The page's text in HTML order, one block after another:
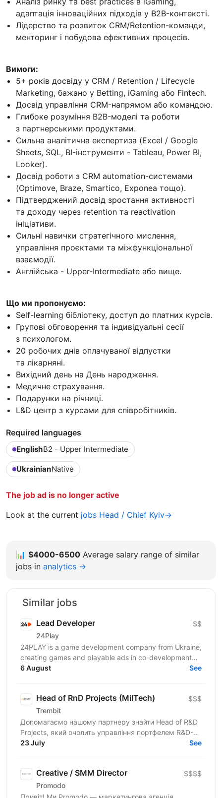
адаптація інноваційних підходів у B2B-контексті.
Лідерство та розвиток CRM/Retention-команди,
менторинг і побудова ефективних процесів.
Вимоги:
5+ років досвіду у CRM / Retention / Lifecycle
Marketing, бажано у Betting, іGaming або Fintech.
Досвід управління CRM-напрямом або командою.
Глибоке розуміння B2B-моделі та роботи
з партнерськими продуктами.
Сильна аналітична експертиза (Excel / Google
Sheets, SQL, BI-інструменти - Tableau, Power BI,
Looker).
Досвід роботи з CRM automation-системами
(Optimove, Braze, Smartico, Exponea тощо).
Підтверджений досвід зростання активності
та доходу через retention та reactivation
ініціативи.
Сильні навички стратегічного мислення,
управління проєктами та міжфункціональної
взаємодії.
Англійська - Upper-Intermediate або вище.
Що ми пропонуємо:
Self-learning бібліотеку, доступ до платних курсів.
Групові обговорення та індивідуальні сесії
з психологом.
20 робочих днів оплачуваної відпустки
та лікарняні.
Вихідний день на День народження.
Медичне страхування.
Подарунки на річниці.
L&D центр з курсами для співробітників.
Required languages
EnglishB2 - Upper Intermediate
UkrainianNative
The job ad is no longer active
Look at the current jobs Head / Chief Kyiv→
📊 $4000-6500 Average salary range of similar
jobs in analytics →
Similar jobs
Lead Developer
24Play
$$
24PLAY is a game development company from Ukraine,
creating games and playable ads in co-development
6 August See
Head of RnD Projects (MilTech)
Trembit
$$$
Допомагаємо нашому партнеру знайти Head of R&D
Projects, який очолить управління портфелем R&D-
проєктів у сфері безпілотних авіаційних систем. Ми
23 July See
Creative / SMM Director
Promodo
$$$$